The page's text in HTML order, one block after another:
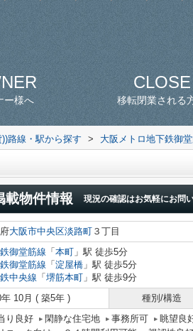
ー様へ
CLOSE
移転閉業される
路線・駅から探す > 大阪メトロ地下鉄御
載物件情報 現況の確認はお気軽にお問
大阪市中央区淡路町 ３丁目
御堂筋線 「 本町 」駅 徒歩5分
御堂筋線 「 淀屋橋 」駅 徒歩5分
中央線 「 堺筋本町 」駅 徒歩9分
年 10月 ( 築5年 ) 種別/構造
り良好 閑静な住宅地 事務所可 眺望良